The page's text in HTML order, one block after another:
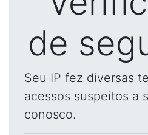
de
Seu IP fez diversas
acessos suspeitos a
conosco.